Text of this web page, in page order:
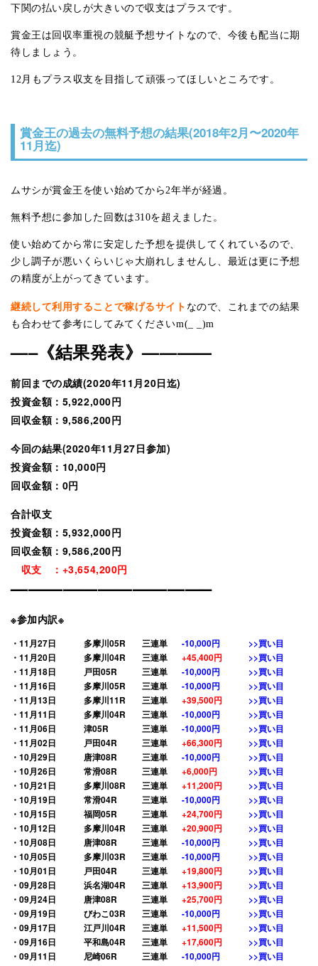
下関の払い戻しが大きいので収支はプラスです。
賞金王は回収率重視の競艇予想サイトなので、今後も配当に期
待しましょう。
12月もプラス収支を目指して頑張ってほしいところです。
賞金王の過去の無料予想の結果(2018年2月〜2020年
11月迄)
ムサシが賞金王を使い始めてから2年半が経過。
無料予想に参加した回数は310を超えました。
使い始めてから常に安定した予想を提供してくれているので、
少し調子が悪いくらいじゃ大崩れしませんし、最近は更に予想
の精度が上がってきています。
継続して利用することで稼げるサイト なので、これまでの結果
も合わせて参考にしてみてくださいm(_ _)m
—–《結果発表》————
前回までの成績(2020年11月20日迄)
投資金額：5,922,000円
回収金額：9,586,200円
今回の結果(2020年11月27日参加)
投資金額：10,000円
回収金額：0円
合計収支
投資金額：5,932,000円
回収金額：9,586,200円
収支 ：+3,654,200円
———————————–
※参加内訳※
・11月27日 多摩川05R 三連単 -10,000円
>>買い目
・11月20日
多摩川04R 三連単 +45,400円
>>買い目
・11月18日
戸田05R 三連単 -10,000円
>>買い目
・11月16日
多摩川05R 三連単 -10,000円
>>買い目
・11月13日
多摩川11R 三連単 +39,500円
>>買い目
・11月11日
多摩川04R 三連単 -10,000円
>>買い目
・11月06日
津05R 三連単 -10,000円
>>買い目
・11月02日
戸田04R 三連単 +66,300円
>>買い目
・10月29日
唐津08R 三連単 -10,000円
>>買い目
・10月26日
常滑08R 三連単 +6,000円
>>買い目
・10月21日
多摩川08R 三連単 +11,200円
>>買い目
・10月19日
常滑04R 三連単 -10,000円
>>買い目
・10月15日
福岡05R 三連単 +24,700円
>>買い目
・10月12日
多摩川04R 三連単 +20,900円
>>買い目
・10月08日
唐津08R 三連単 -10,000円
>>買い目
・10月05日
多摩川03R 三連単 -10,000円
>>買い目
・10月01日
戸田04R 三連単 +19,800円
>>買い目
・09月28日
浜名湖04R 三連単 +13,900円
>>買い目
・09月24日
唐津08R 三連単 +25,700円
>>買い目
・09月19日
びわこ03R 三連単 -10,000円
>>買い目
・09月17日
江戸川04R 三連単 +11,500円
>>買い目
・09月16日
平和島04R 三連単 +17,600円
>>買い目
・09月11日
尼崎06R 三連単 -10,000円
>>買い目